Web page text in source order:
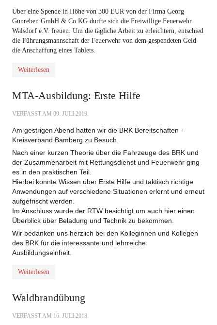
Über eine Spende in Höhe von 300 EUR von der Firma Georg
Gunreben GmbH & Co.KG durfte sich die Freiwillige Feuerwehr
Walsdorf e.V. freuen. Um die tägliche Arbeit zu erleichtern, entschied
die Führungsmannschaft der Feuerwehr von dem gespendeten Geld
die Anschaffung eines Tablets.
Weiterlesen
MTA-Ausbildung: Erste Hilfe
VERFASST AM 09. JULI 2019.
Am gestrigen Abend hatten wir die BRK Bereitschaften -
Kreisverband Bamberg zu Besuch.
Nach einer kurzen Theorie über die Fahrzeuge des BRK und
der Zusammenarbeit mit Rettungsdienst und Feuerwehr ging
es in den praktischen Teil.
Hierbei konnte Wissen über Erste Hilfe und taktisch richtige
Anwendungen auf verschiedene Situationen erlernt und erneut
aufgefrischt werden.
Im Anschluss wurde der RTW besichtigt um auch hier einen
Überblick über Beladung und Technik zu bekommen.
Wir bedanken uns herzlich bei den Kolleginnen und Kollegen
des BRK für die interessante und lehrreiche
Ausbildungseinheit.
Weiterlesen
Waldbrandübung
VERFASST AM 16. JULI 2018.